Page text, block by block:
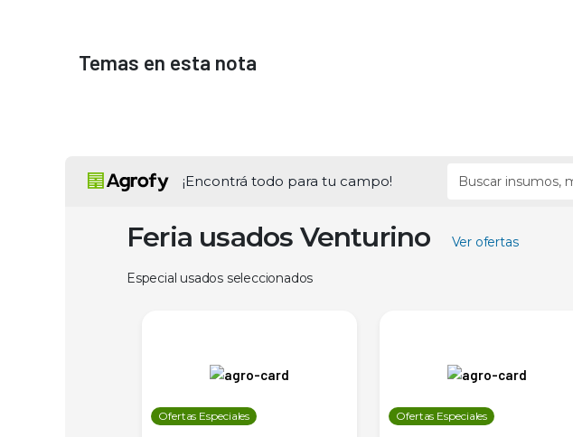
Temas en esta nota
¡Encontrá todo para tu campo!
Feria usados Venturino Ver ofertas
Especial usados seleccionados
Ofertas Especiales Ofertas Especiales